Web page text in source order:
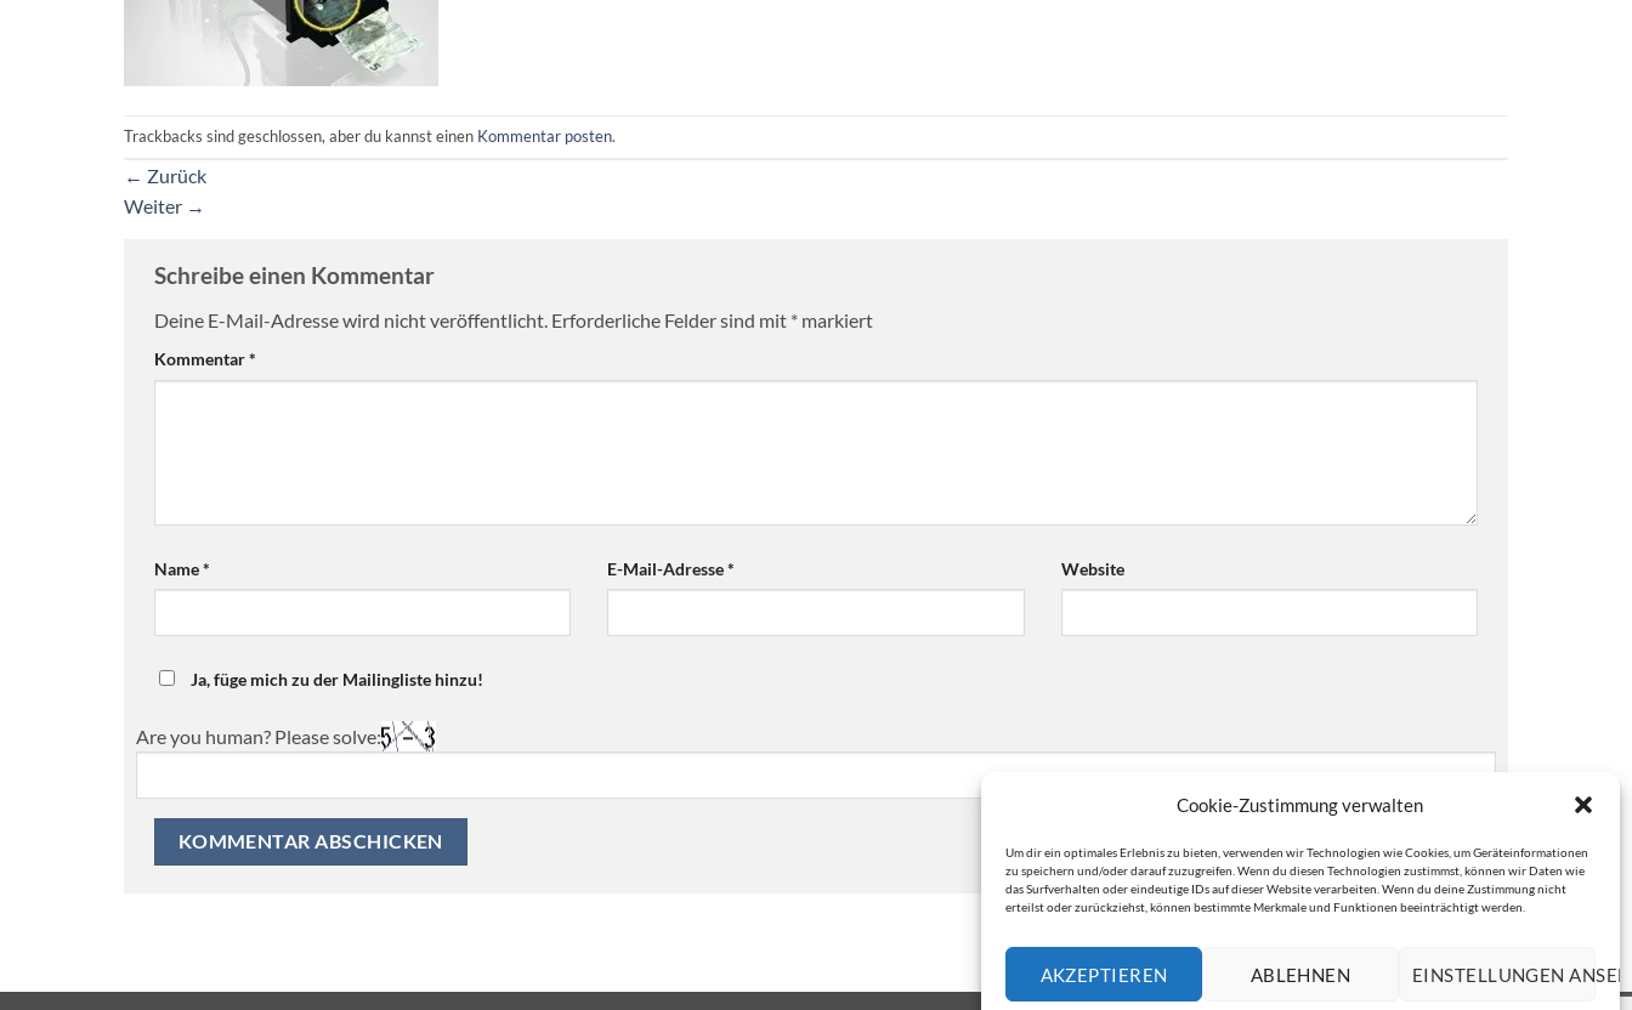
Cookie-Zustimmung verwalten
Um dir ein optimales Erlebnis zu bieten, verwenden wir Technologien wie Cookies, um Geräteinformationen
zu speichern und/oder darauf zuzugreifen. Wenn du diesen Technologien zustimmst, können wir Daten wie
das Surfverhalten oder eindeutige IDs auf dieser Website verarbeiten. Wenn du deine Zustimmung nicht
erteilst oder zurückziehst, können bestimmte Merkmale und Funktionen beeinträchtigt werden.
AKZEPTIEREN ABLEHNEN EINSTELLUNGEN
Trackbacks sind geschlossen, aber du kannst einen Kommentar posten.
← Zurück
Weiter →
Schreibe einen Kommentar
Deine E-Mail-Adresse wird nicht veröffentlicht. Erforderliche Felder sind mit * markiert
Kommentar*
Name* E-Mail-Adresse* Website
Ja, füge mich zu der Mailingliste hinzu!
Are you human? Please solve: